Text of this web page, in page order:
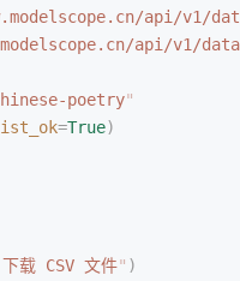
api/v1/
api/v1/
poetry"
=True)
载 CSV 文件" )